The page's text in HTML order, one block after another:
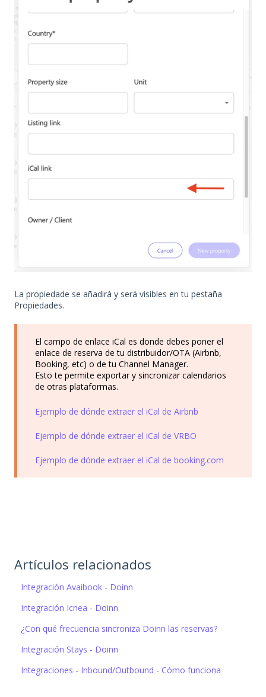
La propiedade se añadirá y será visibles en tu pestaña
Propiedades.
El campo de enlace iCal es donde debes poner el
enlace de reserva de tu distribuidor/OTA (Airbnb,
Booking, etc) o de tu Channel Manager.
Esto te permite exportar y sincronizar calendarios
de otras plataformas.
Ejemplo de dónde extraer el iCal de Airbnb
Ejemplo de dónde extraer el iCal de VRBO
Ejemplo de dónde extraer el iCal de booking.com
Artículos relacionados
Integración Avaibook - Doinn
Integración Icnea - Doinn
¿Con qué frecuencia sincroniza Doinn las reservas?
Integración Stays - Doinn
Integraciones - Inbound/Outbound - Cómo funciona